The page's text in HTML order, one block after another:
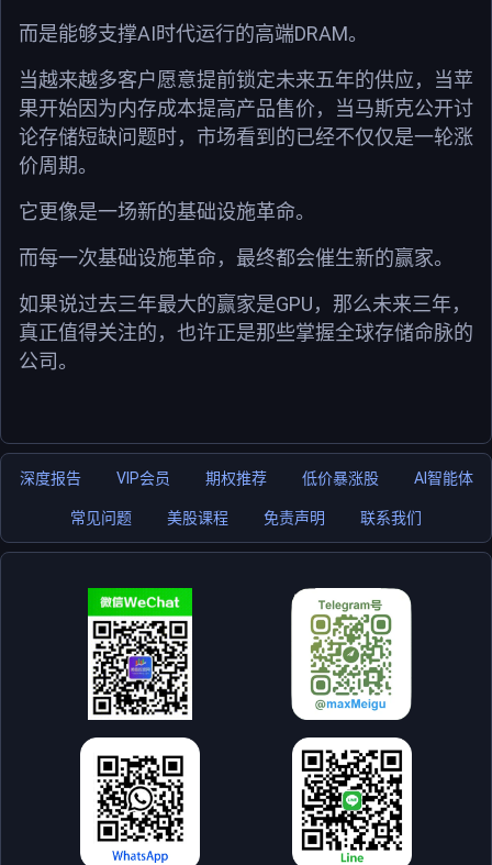
而是能够支撑AI时代运行的高端DRAM。
当越来越多客户愿意提前锁定未来五年的供应，当苹
果开始因为内存成本提高产品售价，当马斯克公开讨
论存储短缺问题时，市场看到的已经不仅仅是一轮涨
价周期。
它更像是一场新的基础设施革命。
而每一次基础设施革命，最终都会催生新的赢家。
如果说过去三年最大的赢家是GPU ，那么未来三年，
真正值得关注的，也许正是那些掌握全球存储命脉的
公司。
深度报告 VIP会员 期权推荐 低价暴涨股 AI智能体
常见问题 美股课程 免责声明 联系我们